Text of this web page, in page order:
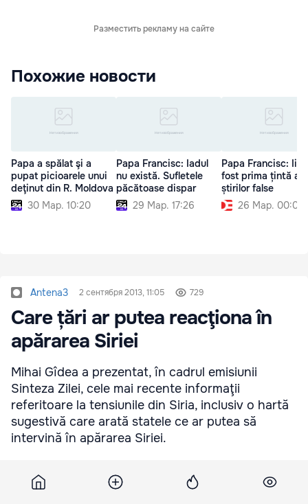
Разместить рекламу на сайте
Похожие новости
Papa a spălat şi a
pupat picioarele unui
deţinut din R. Moldova
30 Мар. 10:20
Papa Francisc: Iadul
nu există. Sufletele
păcătoase dispar
29 Мар. 17:26
Papa Francisc:
fost prima țintă a
știrilor false
26 Мар. 00:00
Antena3 2 сентября 2013, 11:05 729
Care țări ar putea reacţiona în
apărarea Siriei
Mihai Gîdea a prezentat, în cadrul emisiunii
Sinteza Zilei, cele mai recente informaţii
referitoare la tensiunile din Siria, inclusiv o hartă
sugestivă care arată statele ce ar putea să
intervină în apărarea Siriei.